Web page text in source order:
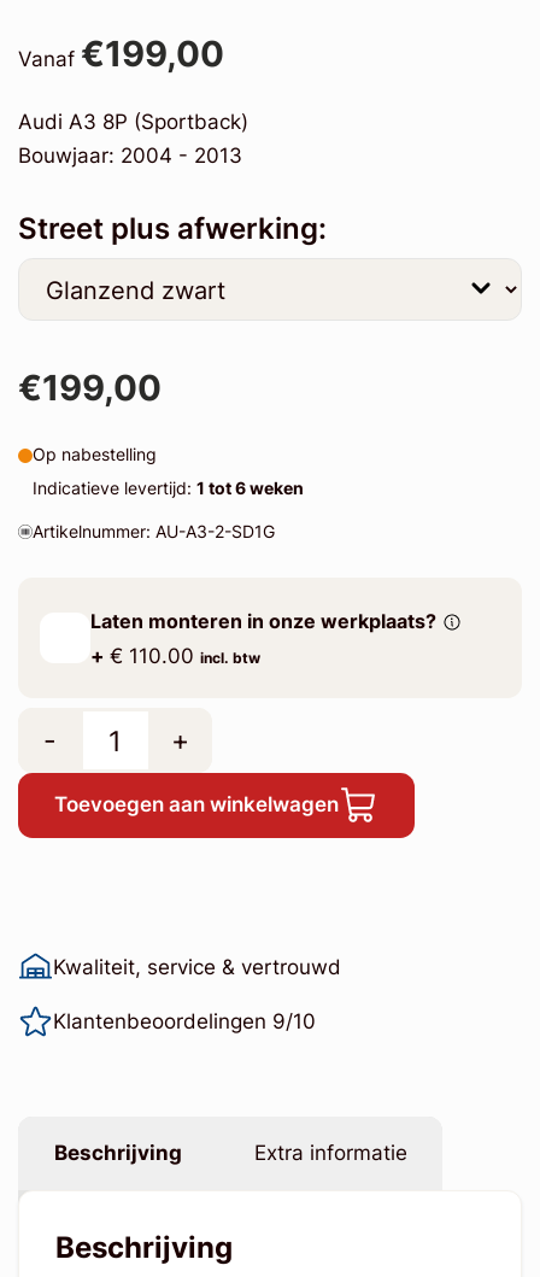
Vanaf €199,00
Audi A3 8P (Sportback)
Bouwjaar: 2004 - 2013
Street plus afwerking:
€199,00
Op nabestelling
Indicatieve levertijd: 1 tot 6 weken
Artikelnummer: AU-A3-2-SD1G
Laten monteren in onze werkplaats?
+ € 110.00 incl. btw
- +
Toevoegen aan winkelwagen
Kwaliteit, service & vertrouwd
Klantenbeoordelingen 9/10
Beschrijving Extra informatie
Beschrijving